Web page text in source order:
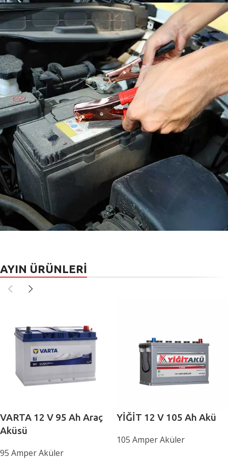
AKÜ SATIŞ
AKÜ
MONTAJ
AKÜ
SERVİS
AYIN ÜRÜNLERİ
VARTA 12 V 95 Ah Araç
Aküsü
95 Amper Aküler
YİĞİT 12 V 105 Ah Akü
105 Amper Aküler